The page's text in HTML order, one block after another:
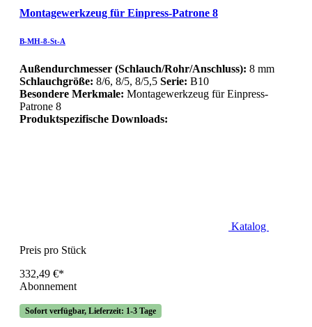
Montagewerkzeug für Einpress-Patrone 8
B-MH-8-St-A
Außendurchmesser (Schlauch/Rohr/Anschluss): 8 mm
Schlauchgröße: 8/6, 8/5, 8/5,5 Serie: B10
Besondere Merkmale: Montagewerkzeug für Einpress-
Patrone 8
Produktspezifische Downloads:
Katalog
Preis pro Stück
332,49 €*
Abonnement
Sofort verfügbar, Lieferzeit: 1-3 Tage